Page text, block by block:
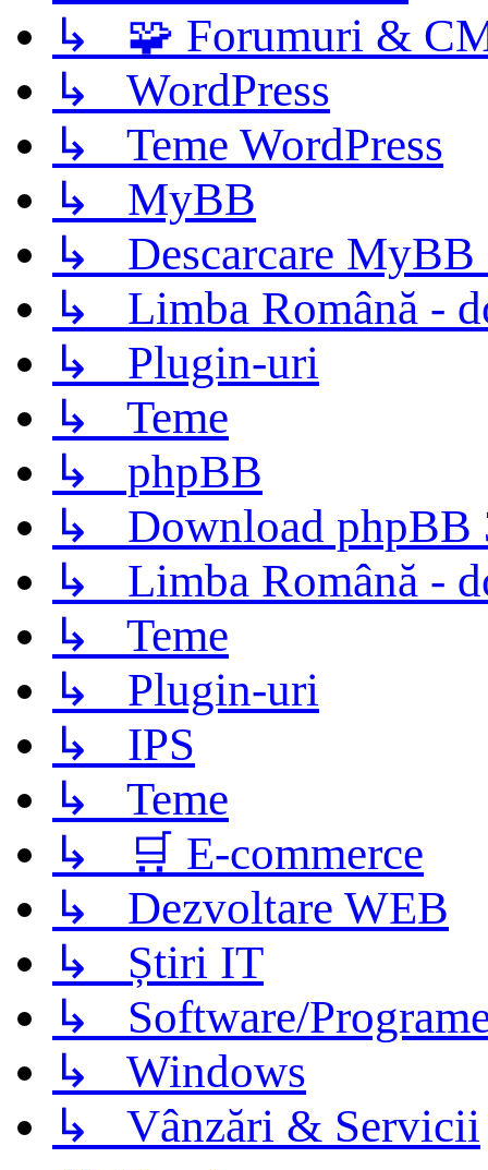
↳ 🧩 Forumuri &
↳ WordPress
↳ Teme WordPress
↳ MyBB
↳ Descarcare MyBB
↳ Limba Română -
↳ Plugin-uri
↳ Teme
↳ phpBB
↳ Download phpBB
↳ Limba Română -
↳ Teme
↳ Plugin-uri
↳ IPS
↳ Teme
↳ 🛒 E-commerce
↳ Dezvoltare WEB
↳ Știri IT
↳ Software/
↳ Windows
↳ Vânzări & Servicii